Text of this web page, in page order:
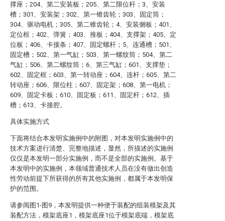
撑座；204、第二安装板；205、第二限位杆；3、安装
槽；301、安装架；302、第一锥齿轮；303、固定筒；
304、驱动电机；305、第二锥齿轮；4、安装侧板；401、
定位框；402、弹簧；403、推板；404、支撑架；405、定
位板；406、卡接条；407、固定螺杆；5、连通槽；501、
固定槽；502、第一气缸；503、第一螺纹筒；504、第二
气缸；506、第二螺纹筒；6、第三气缸；601、支撑垫；
602、固定框；603、第一转动座；604、连杆；605、第二
转动座；606、限位柱；607、固定架；608、第一电机；
609、固定卡板；610、固定板；611、固定杆；612、插
槽；613、卡接腔。
具体实施方式
下面将结合本发明实施例中的附图，对本发明实施例中的
技术方案进行清楚、完整地描述，显然，所描述的实施例
仅仅是本发明一部分实施例，而不是全部的实施例。基于
本发明中的实施例，本领域普通技术人员在没有做出创造
性劳动前提下所获得的所有其他实施例，都属于本发明保
护的范围。
请参阅图1-图9，本发明提供一种便于装配的组装模架及其
装配方法，模架底座1，模架底座1位于模架底端，模架底